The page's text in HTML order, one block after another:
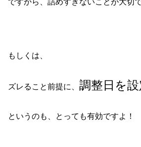
もしくは、
ズレること前提に、調整日を
というのも、とっても有効ですよ！